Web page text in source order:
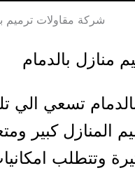
شركة مقاولات ترميم
منازل بالدمام
تسعي الي
المنازل كبير
وتتطلب